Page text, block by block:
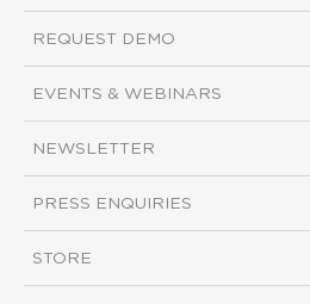
REQUEST DEMO
EVENTS & WEBINARS
NEWSLETTER
PRESS ENQUIRIES
STORE